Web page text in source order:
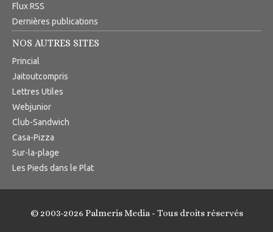
Flux RSS
Dernières publications
NOS AUTRES SITES
Princial
Jaitoutcompris
Lettres Utiles
Webjunior
Club-Sandwich
Casa-Pizza
Sur-la-plage
Les Pieds dans le Plat
© 2003-2026 Palmeris Media - Tous droits réservés